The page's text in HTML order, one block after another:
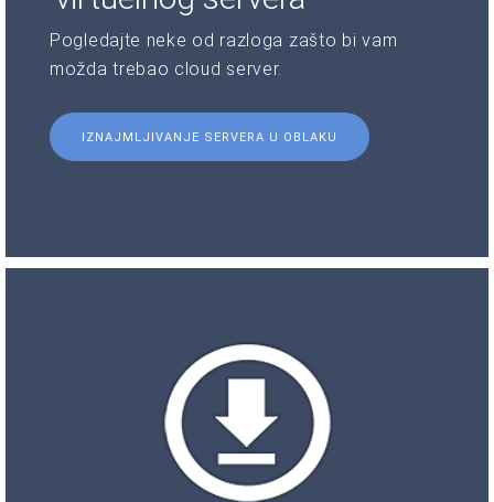
Pogledajte neke od razloga zašto bi vam
možda trebao cloud server.
IZNAJMLJIVANJE SERVERA U OBLAKU